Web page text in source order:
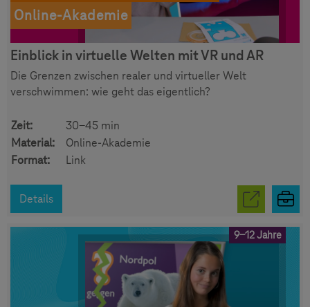
Online-Akademie
Einblick in virtuelle Welten mit VR und AR
Die Grenzen zwischen realer und virtueller Welt
verschwimmen: wie geht das eigentlich?
Zeit:
30-45 min
Material:
Online-Akademie
Format:
Link
Details
9-12 Jahre